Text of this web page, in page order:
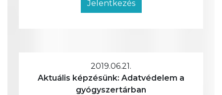
Jelentkezés
2019.06.21.
Aktuális képzésünk: Adatvédelem a
gyógyszertárban